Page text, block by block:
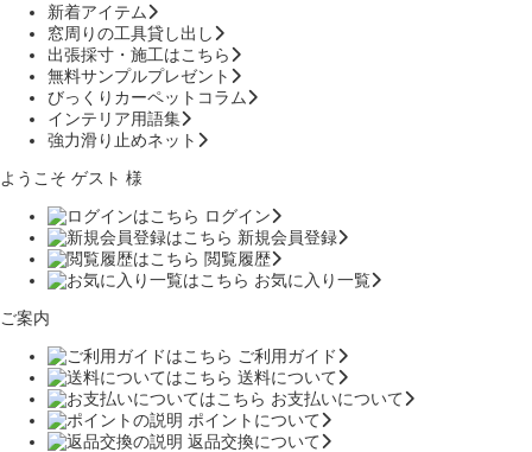
新着アイテム
窓周りの工具貸し出し
出張採寸・施工はこちら
無料サンプルプレゼント
びっくりカーペットコラム
インテリア用語集
強力滑り止めネット
ようこそ ゲスト 様
ログイン
新規会員登録
閲覧履歴
お気に入り一覧
ご案内
ご利用ガイド
送料について
お支払いについて
ポイントについて
返品交換について